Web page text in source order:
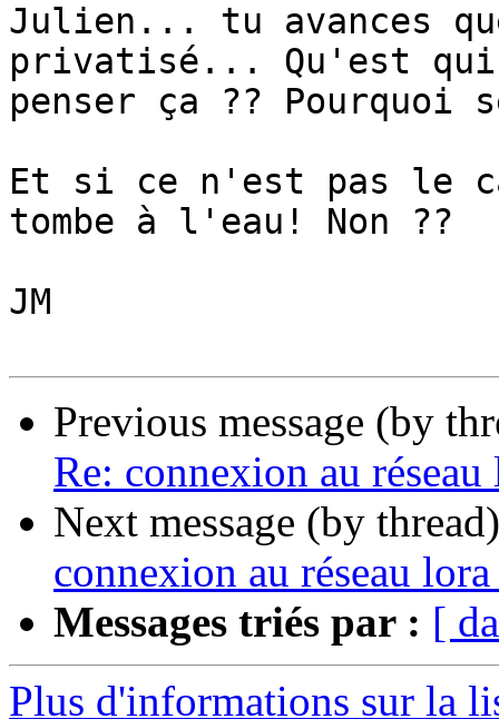
Julien... tu avances
privatisé... Qu'est
penser ça ??
Et si ce n'est pas le
tombe à l'eau! Non ??
JM
Previous message (by
Re: connexion au
Next message (by
connexion au réseau
Messages triés par : [
Plus d'informations sur la